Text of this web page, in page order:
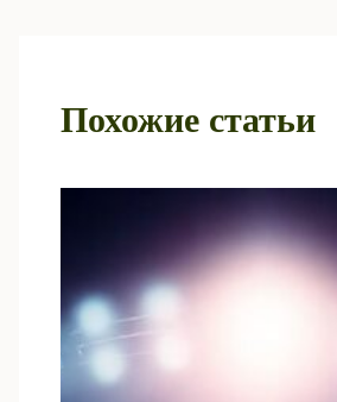
Похожие статьи